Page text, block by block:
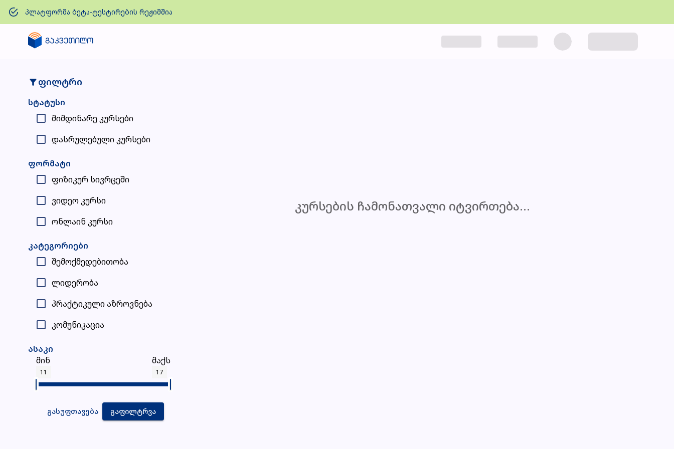
პლატფორმა ბეტა-ტესტირების რეჟიმშია
ფილტრი
სტატუსი
მიმდინარე კურსები
დასრულებული კურსები
ფორმატი
ფიზიკურ სივრცეში
ვიდეო კურსი
ონლაინ კურსი
კატეგორიები
შემოქმედებითობა
ლიდერობა
პრაქტიკული აზროვნება
კომუნიკაცია
ასაკი
მინ
11
მაქს
17
ᲒᲐᲡᲣᲤᲗᲐᲕᲔᲑᲐ ᲒᲐᲤᲘᲚᲢᲠᲕᲐ
კურსების ჩამონათვალი იტვირთება...